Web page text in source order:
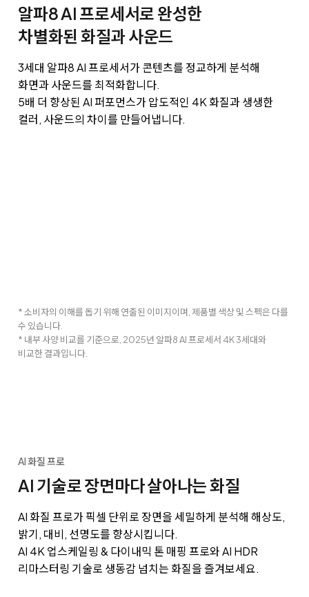
알파8 AI 프로세서로 완성한
차별화된 화질과 사운드
3세대 알파8 AI 프로세서가 콘텐츠를 정교하게 분석해
화면과 사운드를 최적화합니다.
5배 더 향상된 AI 퍼포먼스가 압도적인 4K 화질과 생생한
컬러, 사운드의 차이를 만들어냅니다.
* 소비자의 이해를 돕기 위해 연출된 이미지이며, 제품별 색상 및 스펙은 다를
수 있습니다.
* 내부 사양 비교를 기준으로, 2025년 알파8 AI 프로세서 4K 3세대와
비교한 결과입니다.
AI 화질 프로
AI 기술로 장면마다 살아나는 화질
AI 화질 프로가 픽셀 단위로 장면을 세밀하게 분석해 해상도,
밝기, 대비, 선명도를 향상시킵니다.
AI 4K 업스케일링 & 다이내믹 톤 매핑 프로와 AI HDR
리마스터링 기술로 생동감 넘치는 화질을 즐겨보세요.